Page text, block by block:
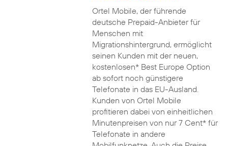
Ortel Mobile, der führende
deutsche Prepaid-Anbieter für
Menschen mit
Migrationshintergrund, ermöglicht
seinen Kunden mit der neuen,
kostenlosen* Best Europe Option
ab sofort noch günstigere
Telefonate in das EU-Ausland.
Kunden von Ortel Mobile
profitieren dabei von einheitlichen
Minutenpreisen von nur 7 Cent* für
Telefonate in andere